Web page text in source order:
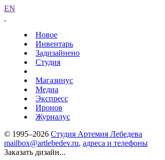
EN
Новое
Инвентарь
Задизайнено
Студия
Магазинус
Медиа
Экспресс
Иронов
Журналус
© 1995–2026 Студия Артемия Лебедева
mailbox@artlebedev.ru, адреса и телефоны
Заказать дизайн...